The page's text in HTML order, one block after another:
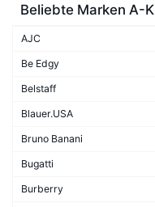
Beliebte Marken A-K
AJC
Be Edgy
Belstaff
Blauer.USA
Bruno Banani
Bugatti
Burberry